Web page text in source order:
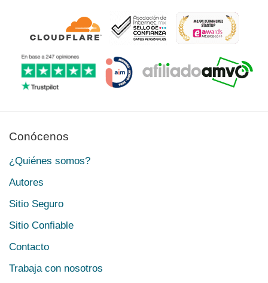
Conócenos
¿Quiénes somos?
Autores
Sitio Seguro
Sitio Confiable
Contacto
Trabaja con nosotros